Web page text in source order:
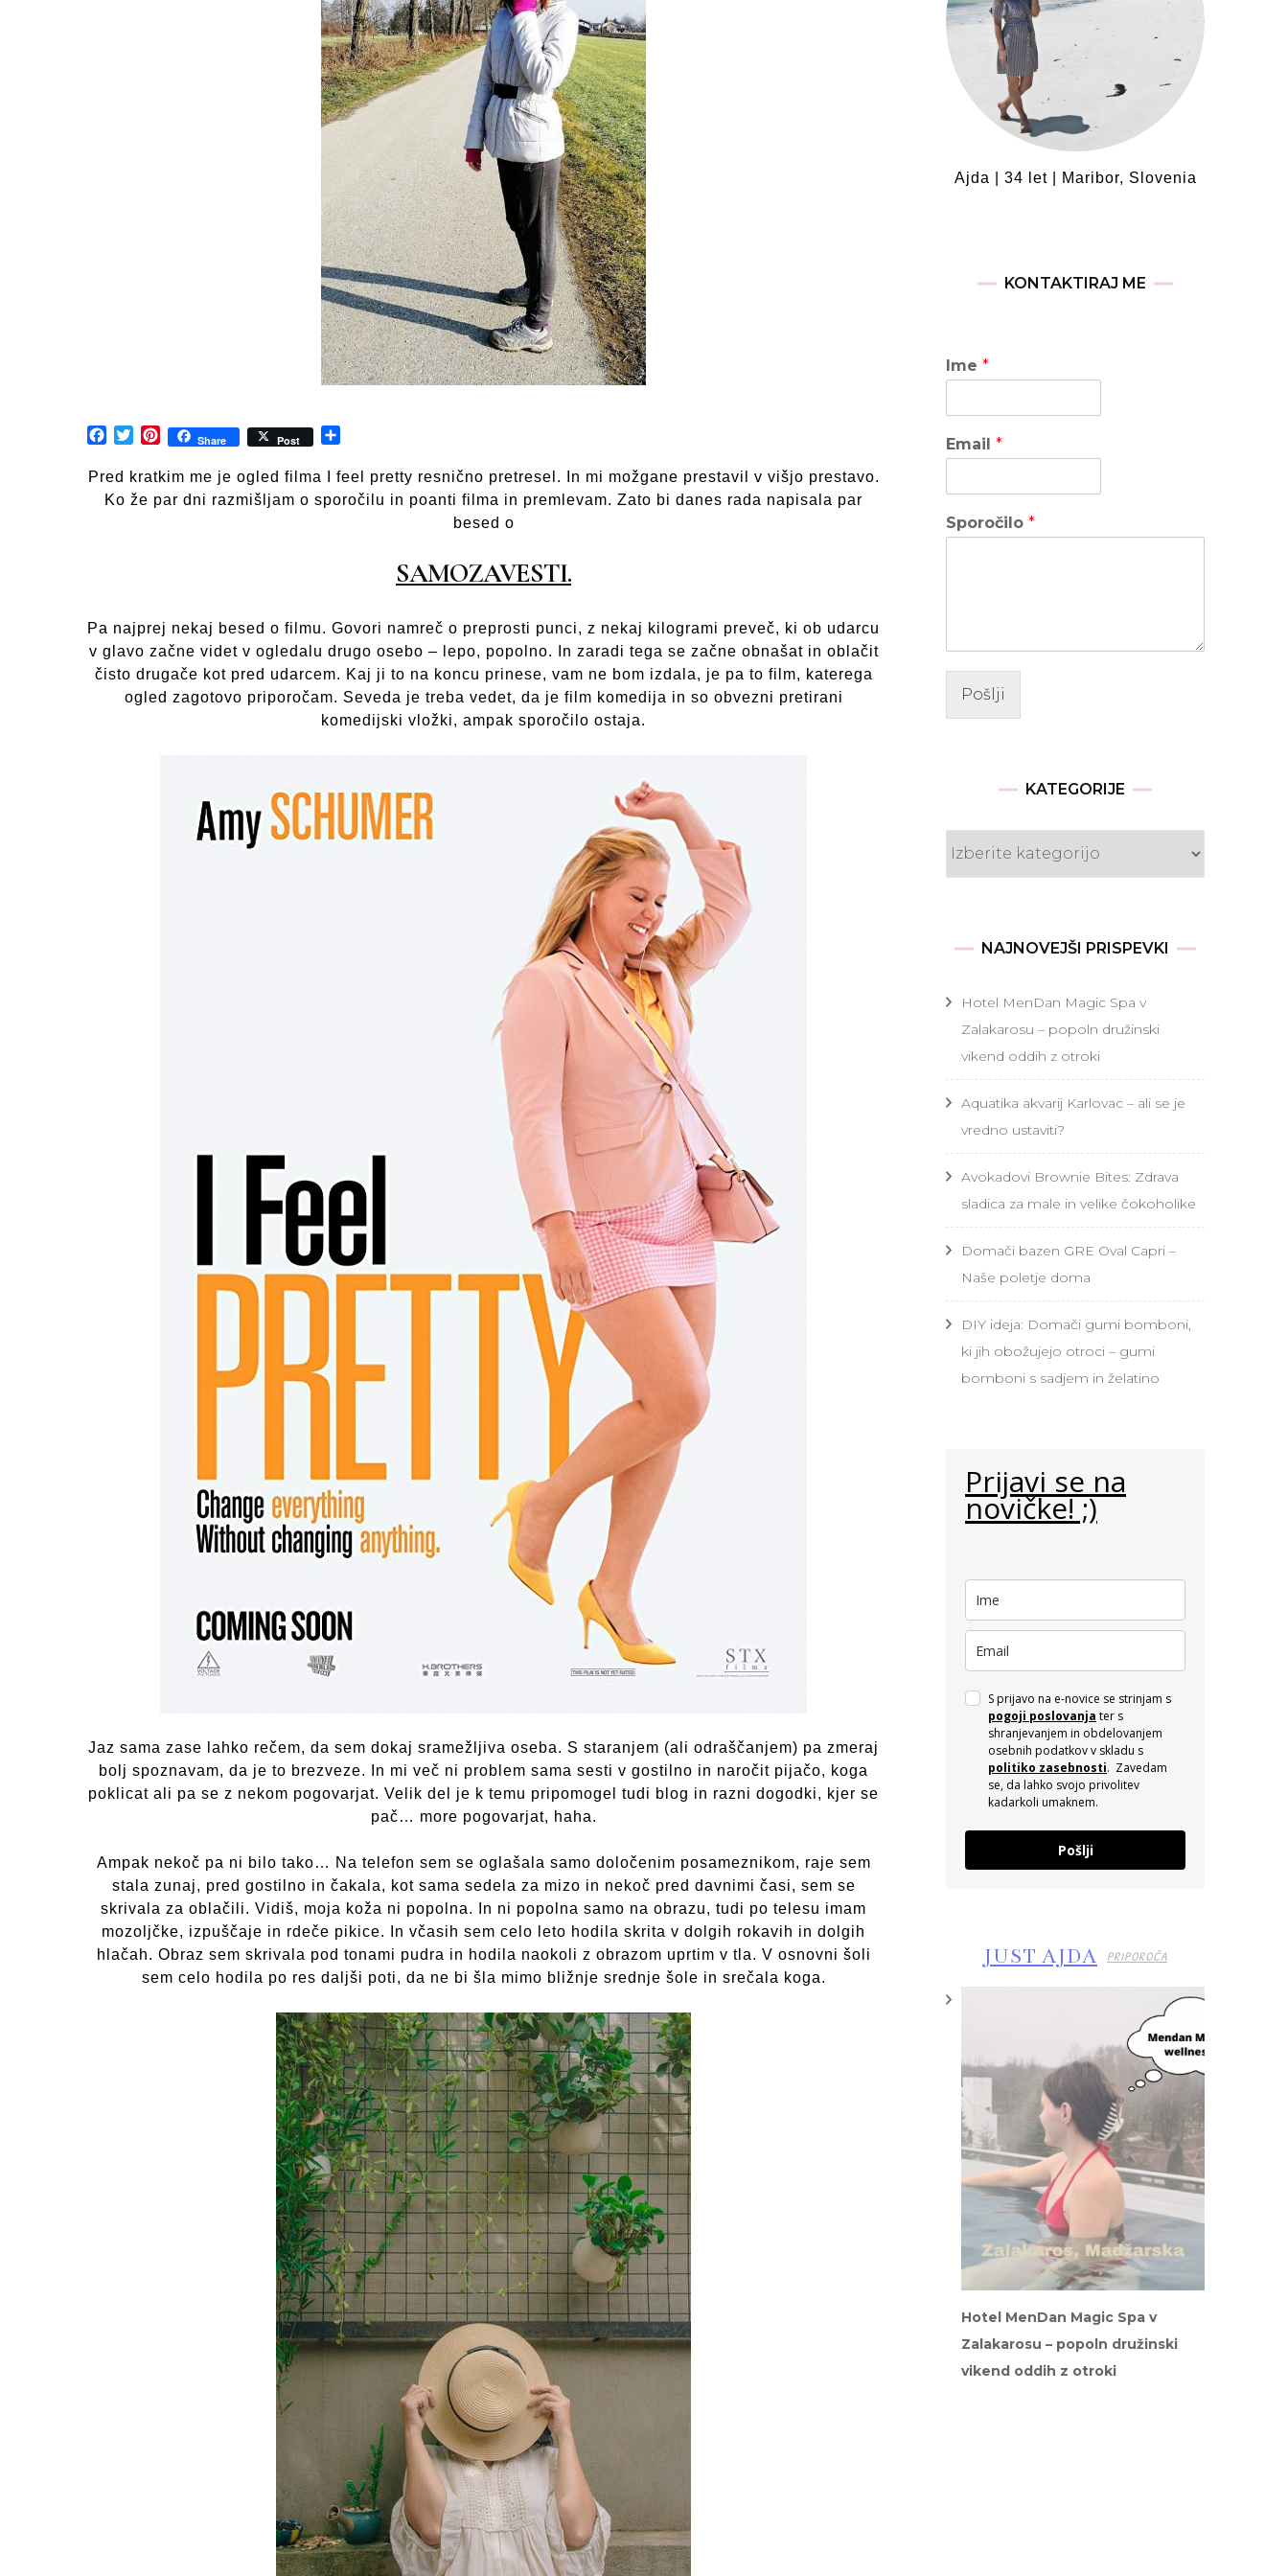
Facebook
TwitterPinterest
Share Post
Pred kratkim me je ogled filma I feel pretty resnično pretresel. In mi možgane prestavil v višjo prestavo.
Ko že par dni razmišljam o sporočilu in poanti filma in premlevam. Zato bi danes rada napisala par
besed o
SAMOZAVESTI.
Pa najprej nekaj besed o filmu. Govori namreč o preprosti punci, z nekaj kilogrami preveč, ki ob udarcu
v glavo začne videt v ogledalu drugo osebo – lepo, popolno. In zaradi tega se začne obnašat in oblačit
čisto drugače kot pred udarcem. Kaj ji to na koncu prinese, vam ne bom izdala, je pa to film, katerega
ogled zagotovo priporočam. Seveda je treba vedet, da je film komedija in so obvezni pretirani
komedijski vložki, ampak sporočilo ostaja.
Jaz sama zase lahko rečem, da sem dokaj sramežljiva oseba. S staranjem (ali odraščanjem) pa zmeraj
bolj spoznavam, da je to brezveze. In mi več ni problem sama sesti v gostilno in naročit pijačo, koga
poklicat ali pa se z nekom pogovarjat. Velik del je k temu pripomogel tudi blog in razni dogodki, kjer se
pač… more pogovarjat, haha.
Ampak nekoč pa ni bilo tako… Na telefon sem se oglašala samo določenim posameznikom, raje sem
stala zunaj, pred gostilno in čakala, kot sama sedela za mizo in nekoč pred davnimi časi, sem se
skrivala za oblačili. Vidiš, moja koža ni popolna. In ni popolna samo na obrazu, tudi po telesu imam
mozoljčke, izpuščaje in rdeče pikice. In včasih sem celo leto hodila skrita v dolgih rokavih in dolgih
hlačah. Obraz sem skrivala pod tonami pudra in hodila naokoli z obrazom uprtim v tla. V osnovni šoli
sem celo hodila po res daljši poti, da ne bi šla mimo bližnje srednje šole in srečala koga.
Ajda | 34 let | Maribor, Slovenia
KONTAKTIRAJ ME
Ime *
Email *
Sporočilo *
Pošlji
KATEGORIJE
NAJNOVEJŠI PRISPEVKI
Hotel MenDan Magic Spa v
Zalakarosu – popoln družinski
vikend oddih z otroki
Aquatika akvarij Karlovac – ali se je
vredno ustaviti?
Avokadovi Brownie Bites: Zdrava
sladica za male in velike čokoholike
Domači bazen GRE Oval Capri –
Naše poletje doma
DIY ideja: Domači gumi bomboni,
ki jih obožujejo otroci – gumi
bomboni s sadjem in želatino
Prijavi se na
novičke! ;)
S prijavo na e-novice se strinjam s
pogoji poslovanja ter s
shranjevanjem in obdelovanjem
osebnih podatkov v skladu s
politiko zasebnosti. Zavedam
se, da lahko svojo privolitev
kadarkoli umaknem.
Pošlji
JUST AJDA PRIPOROČA
Hotel MenDan Magic Spa v
Zalakarosu – popoln družinski
vikend oddih z otroki